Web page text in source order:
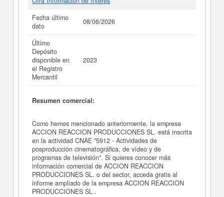
Fecha último
dato
08/06/2026
Último
Depósito
disponible en
el Registro
Mercantil
2023
Resumen comercial:
Como hemos mencionado anteriormente, la empresa
ACCION REACCION PRODUCCIONES SL. está inscrita
en la actividad CNAE "5912 - Actividades de
posproducción cinematográfica, de vídeo y de
programas de televisión". Si quieres conocer más
información comercial de ACCION REACCION
PRODUCCIONES SL. o del sector, acceda gratis al
informe ampliado de la empresa ACCION REACCION
PRODUCCIONES SL..